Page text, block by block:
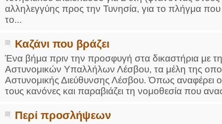
αλληλεγγύης προς την Τυνησία, για το πλήγμα
το...
Καζάνι που βράζει
Ένα βήμα πριν την προσφυγή στα δικαστήρια με
Αστυνομικών Υπαλλήλων Λέσβου, τα μέλη της
Αστυνομικής Διεύθυνσης Λέσβου. Όπως αναφέρει
τους κανόνες και παραβιάζει τη νομοθεσία που
Περί προσλήψεων